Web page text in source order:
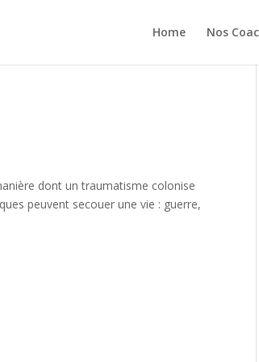
Home Nos
dont un traumatisme colonise
peuvent secouer une vie : guerre,